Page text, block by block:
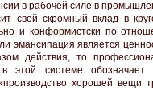
в рабочей силе в
свой скромный вклад в
и конформистски по
эмансипация является
действия, то
этой системе обозначает
хорошей вещи